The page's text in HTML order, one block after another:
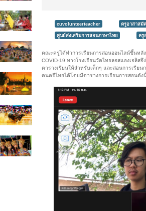
cuvolunteerteacher ครูอาสาสมั
ศูนย์ส่งเสริมการสอนภาษาไทย ครู
คณะครูได้ทำการเรียนการสอนออนไลน์ขึ้นหลั
COVID-19 ทางโรงเรียนวัดไทยลอสแองเจลิ
ตารางเรียนให้สำหรับเด็กๆ และสอนการเรีย
ดนตรีไทยได้โดยมีตารางการเรียนการสอนดัง